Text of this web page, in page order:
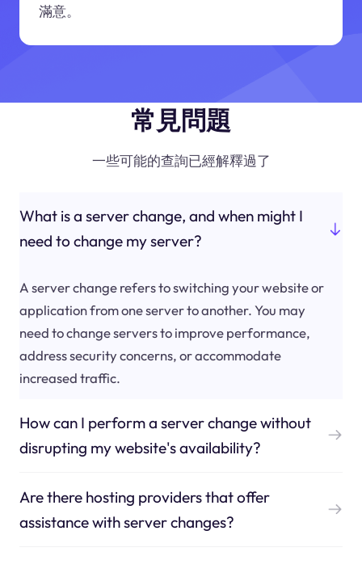
滿意。
常見問題
一些可能的查詢已經解釋過了
What is a server change, and when might I
need to change my server?
A server change refers to switching your website or
application from one server to another. You may
need to change servers to improve performance,
address security concerns, or accommodate
increased traffic.
How can I perform a server change without
disrupting my website's availability?
Are there hosting providers that offer
assistance with server changes?